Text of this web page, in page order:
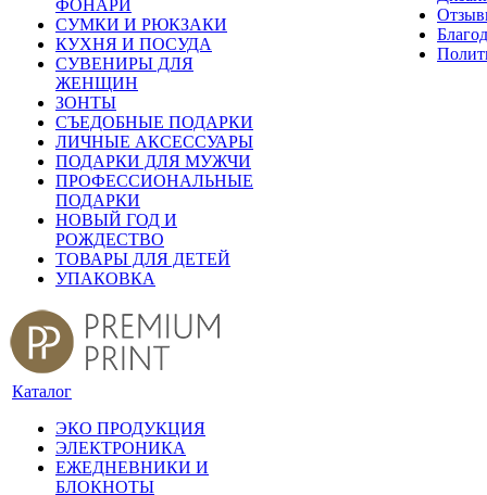
ФОНАРИ
СУМКИ И РЮКЗАКИ
КУХНЯ И ПОСУДА
СУВЕНИРЫ ДЛЯ
ЖЕНЩИН
ЗОНТЫ
СЪЕДОБНЫЕ ПОДАРКИ
ЛИЧНЫЕ АКСЕССУАРЫ
ПОДАРКИ ДЛЯ МУЖЧИ
ПРОФЕССИОНАЛЬНЫЕ
ПОДАРКИ
НОВЫЙ ГОД И
РОЖДЕСТВО
ТОВАРЫ ДЛЯ ДЕТЕЙ
УПАКОВКА
Каталог
ЭКО ПРОДУКЦИЯ
ЭЛЕКТРОНИКА
ЕЖЕДНЕВНИКИ И
БЛОКНОТЫ